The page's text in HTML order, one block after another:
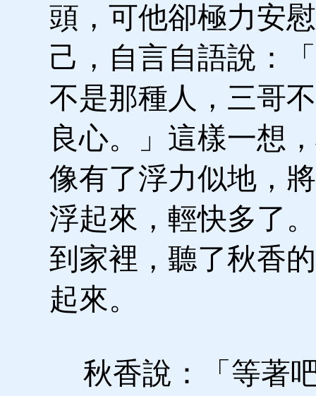
頭，可他卻極力安
己，自言自語說：
不是那種人，三哥
良心。」這樣一想
像有了浮力似地，
浮起來，輕快多了
到家裡，聽了秋香
起來。
秋香說：「等著